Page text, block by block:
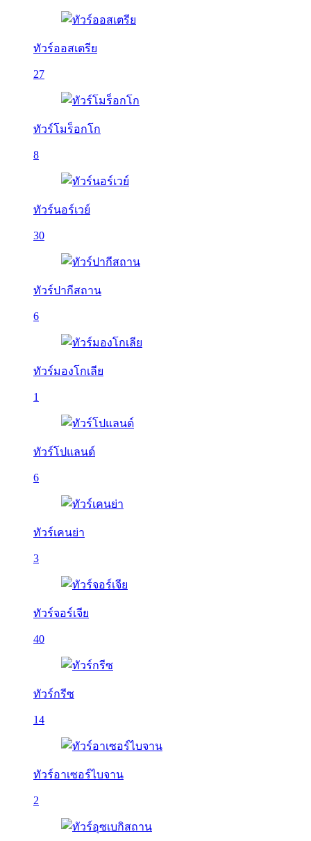
ทัวร์ออสเตรีย
27
ทัวร์โมร็อกโก
8
ทัวร์นอร์เวย์
30
ทัวร์ปากีสถาน
6
ทัวร์มองโกเลีย
1
ทัวร์โปแลนด์
6
ทัวร์เคนย่า
3
ทัวร์จอร์เจีย
40
ทัวร์กรีซ
14
ทัวร์อาเซอร์ไบจาน
2